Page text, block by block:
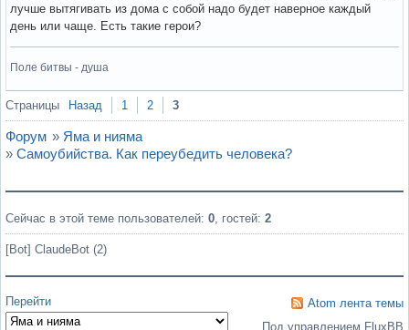
лучше вытягивать из дома с собой надо будет наверное каждый
день или чаще. Есть такие герои?
Поле битвы - душа
Вне форума
Страницы Назад 1 2 3
Форум » Яма и нияма
» Самоубийства. Как переубедить человека?
Сейчас в этой теме пользователей: 0, гостей: 2
[Bot] ClaudeBot (2)
Перейти
Atom лента темы
Под управлением FluxBB